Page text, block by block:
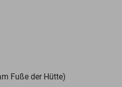
Fuße der Hütte)